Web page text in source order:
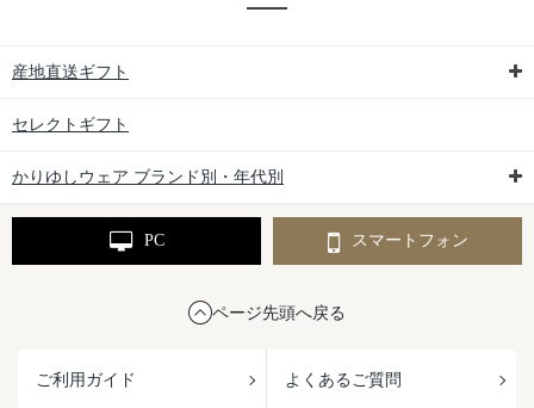
産地直送ギフト
セレクトギフト
かりゆしウェア ブランド別・年代別
PC スマートフォン
ページ先頭へ戻る
ご利用ガイド よくあるご質問